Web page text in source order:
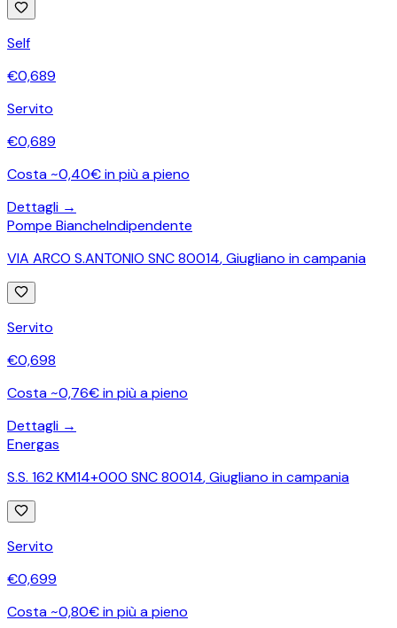
Self
€0,689
Servito
€0,689
Costa ~0,40€ in più a pieno
Dettagli →
Pompe BiancheIndipendente
VIA ARCO S.ANTONIO SNC 80014,Giugliano in campania
Servito
€0,698
Costa ~0,76€ in più a pieno
Dettagli →
Energas
S.S. 162 KM14+000 SNC 80014,Giugliano in campania
Servito
€0,699
Costa ~0,80€ in più a pieno